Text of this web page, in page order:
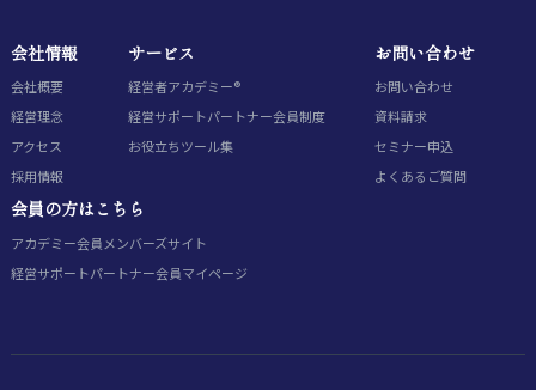
会社情報
会社概要
経営理念
アクセス
採用情報
サービス
経営者アカデミー®
経営サポートパートナー会員制度
お役立ちツール集
お問い合わせ
お問い合わせ
資料請求
セミナー申込
よくあるご質問
会員の方はこちら
アカデミー会員 メンバーズサイト
経営サポートパートナー会員マイページ